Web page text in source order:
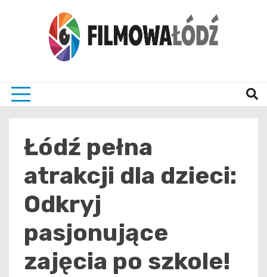
Łódź pełna
atrakcji dla dzieci:
Odkryj
pasjonujące
zajęcia po szkole!